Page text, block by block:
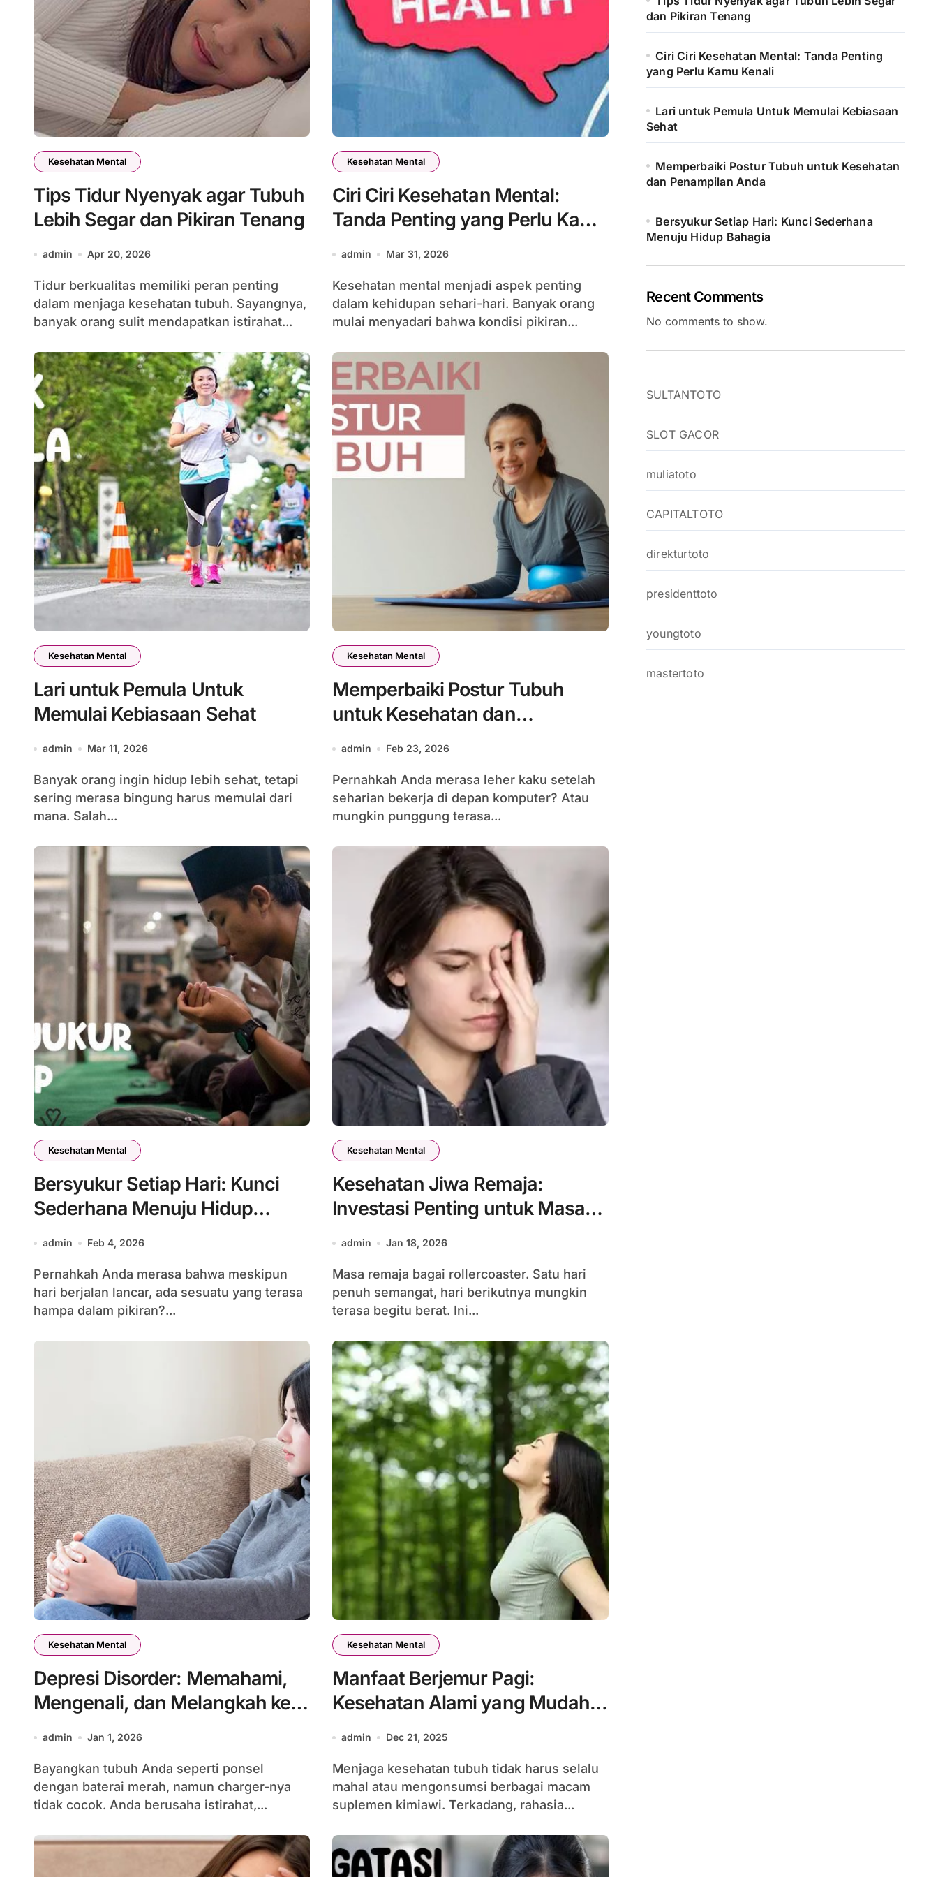
Kesehatan Mental
Tips Tidur Nyenyak agar Tubuh
Lebih Segar dan Pikiran Tenang
admin Apr 20, 2026
Tidur berkualitas memiliki peran penting
dalam menjaga kesehatan tubuh. Sayangnya,
banyak orang sulit mendapatkan istirahat...
Kesehatan Mental
Ciri Ciri Kesehatan Mental:
Tanda Penting yang Perlu Kamu
Kenali
admin Mar 31, 2026
Kesehatan mental menjadi aspek penting
dalam kehidupan sehari-hari. Banyak orang
mulai menyadari bahwa kondisi pikiran...
Kesehatan Mental
Lari untuk Pemula Untuk
Memulai Kebiasaan Sehat
admin Mar 11, 2026
Banyak orang ingin hidup lebih sehat, tetapi
sering merasa bingung harus memulai dari
mana. Salah...
Kesehatan Mental
Memperbaiki Postur Tubuh
untuk Kesehatan dan
Penampilan Anda
admin Feb 23, 2026
Pernahkah Anda merasa leher kaku setelah
seharian bekerja di depan komputer? Atau
mungkin punggung terasa...
Kesehatan Mental
Bersyukur Setiap Hari: Kunci
Sederhana Menuju Hidup
Bahagia
admin Feb 4, 2026
Pernahkah Anda merasa bahwa meskipun
hari berjalan lancar, ada sesuatu yang terasa
hampa dalam pikiran?...
Kesehatan Mental
Kesehatan Jiwa Remaja:
Investasi Penting untuk Masa
Depan Cerah
admin Jan 18, 2026
Masa remaja bagai rollercoaster. Satu hari
penuh semangat, hari berikutnya mungkin
terasa begitu berat. Ini...
Kesehatan Mental
Depresi Disorder: Memahami,
Mengenali, dan Melangkah ke
Depan
admin Jan 1, 2026
Bayangkan tubuh Anda seperti ponsel
dengan baterai merah, namun charger-nya
tidak cocok. Anda berusaha istirahat,...
Kesehatan Mental
Manfaat Berjemur Pagi:
Kesehatan Alami yang Mudah
Dilakukan
admin Dec 21, 2025
Menjaga kesehatan tubuh tidak harus selalu
mahal atau mengonsumsi berbagai macam
suplemen kimiawi. Terkadang, rahasia...
dan Pikiran Tenang
Ciri Ciri Kesehatan Mental: Tanda Penting
yang Perlu Kamu Kenali
Lari untuk Pemula Untuk Memulai Kebiasaan
Sehat
Memperbaiki Postur Tubuh untuk Kesehatan
dan Penampilan Anda
Bersyukur Setiap Hari: Kunci Sederhana
Menuju Hidup Bahagia
Recent Comments
No comments to show.
SULTANTOTO
SLOT GACOR
muliatoto
CAPITALTOTO
direkturtoto
presidenttoto
youngtoto
mastertoto